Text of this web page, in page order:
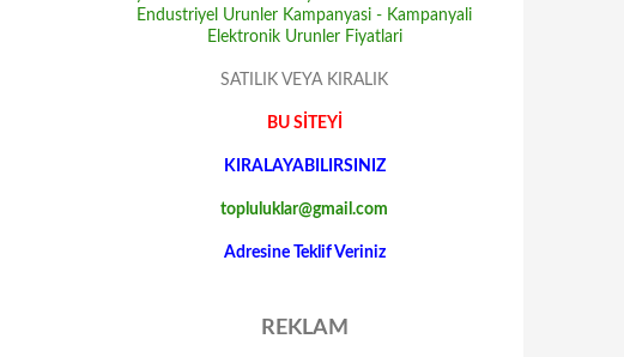
SATILIK VEYA KIRALIK
BU SİTEYİ
KIRALAYABILIRSINIZ
topluluklar@gmail.com
Adresine Teklif Veriniz
REKLAM